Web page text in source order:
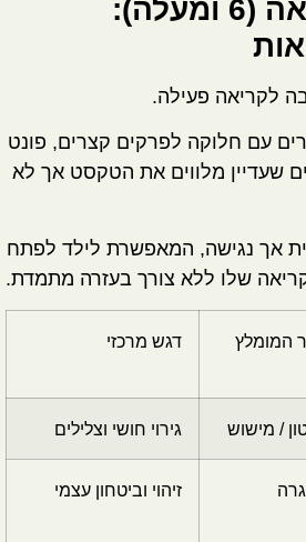
4. ראשית קריאה (6 ומעלה):
לקריאה פעילה.
עם חלוקה לפרקים קצרים, פונט
שעדיין מלווים את הטקסט אך לא
אך נגישה, המאפשרת לילד לפתח
שלו ללא צורך בעזרה מתמדת.
המומלץ דגש מרכזי
/ מישוש גירוי חושי וצלילים
זיהוי וביטחון עצמי